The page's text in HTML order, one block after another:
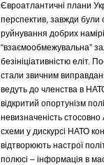
Євроатлантичні плани
перспектив, завжди
руйнування добрих
“взаємообмежувальна”
безініціативністю еліт.
стали звичним
ведуть до членства в
відкритий опортунізм
невизначеність
схеми у дискурсі НАТО
відтворюють настрої
полюсі – інформація в